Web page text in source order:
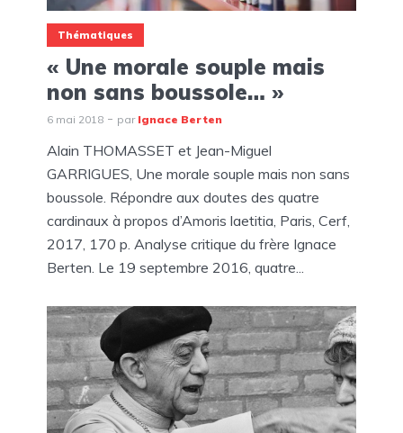
Thématiques
« Une morale souple mais
non sans boussole… »
6 mai 2018 par Ignace Berten
Alain THOMASSET et Jean-Miguel
GARRIGUES, Une morale souple mais non sans
boussole. Répondre aux doutes des quatre
cardinaux à propos d’Amoris laetitia, Paris, Cerf,
2017, 170 p. Analyse critique du frère Ignace
Berten. Le 19 septembre 2016, quatre...